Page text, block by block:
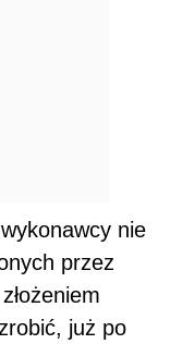
nie
przez
już po